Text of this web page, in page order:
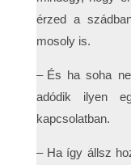
érzed a
mosoly is.
– És ha soha
adódik ilyen
kapcsolatban.
– Ha így állsz